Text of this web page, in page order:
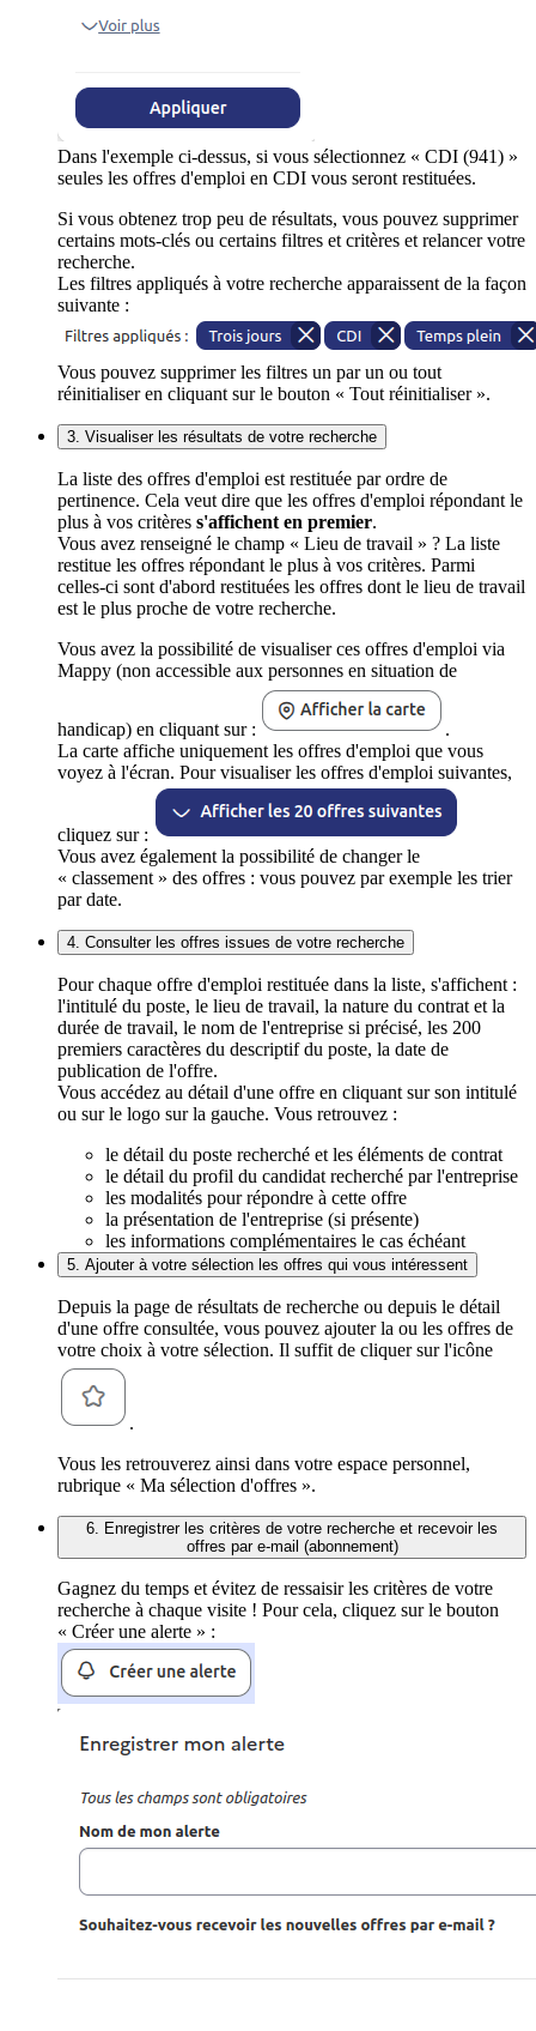
Dans l'exemple ci-dessus, si vous sélectionnez « CDI (941) »
seules les offres d'emploi en CDI vous seront restituées.
Si vous obtenez trop peu de résultats, vous pouvez supprimer
certains mots-clés ou certains filtres et critères et relancer votre
recherche.
Les filtres appliqués à votre recherche apparaissent de la façon
suivante :
Vous pouvez supprimer les filtres un par un ou tout
réinitialiser en cliquant sur le bouton « Tout réinitialiser ».
3. Visualiser les résultats de votre recherche
La liste des offres d'emploi est restituée par ordre de
pertinence. Cela veut dire que les offres d'emploi répondant le
plus à vos critères s'affichent en premier.
Vous avez renseigné le champ « Lieu de travail » ? La liste
restitue les offres répondant le plus à vos critères. Parmi
celles-ci sont d'abord restituées les offres dont le lieu de travail
est le plus proche de votre recherche.
Vous avez la possibilité de visualiser ces offres d'emploi via
Mappy (non accessible aux personnes en situation de
handicap) en cliquant sur :
.
La carte affiche uniquement les offres d'emploi que vous
voyez à l'écran. Pour visualiser les offres d'emploi suivantes,
cliquez sur :
Vous avez également la possibilité de changer le
« classement » des offres : vous pouvez par exemple les trier
par date.
4. Consulter les offres issues de votre recherche
Pour chaque offre d'emploi restituée dans la liste, s'affichent :
l'intitulé du poste, le lieu de travail, la nature du contrat et la
durée de travail, le nom de l'entreprise si précisé, les 200
premiers caractères du descriptif du poste, la date de
publication de l'offre.
Vous accédez au détail d'une offre en cliquant sur son intitulé
ou sur le logo sur la gauche. Vous retrouvez :
le détail du poste recherché et les éléments de contrat
le détail du profil du candidat recherché par l'entreprise
les modalités pour répondre à cette offre
la présentation de l'entreprise (si présente)
les informations complémentaires le cas échéant
5. Ajouter à votre sélection les offres qui vous intéressent
Depuis la page de résultats de recherche ou depuis le détail
d'une offre consultée, vous pouvez ajouter la ou les offres de
votre choix à votre sélection. Il suffit de cliquer sur l'icône
.
Vous les retrouverez ainsi dans votre espace personnel,
rubrique « Ma sélection d'offres ».
6. Enregistrer les critères de votre recherche et recevoir les
offres par e-mail (abonnement)
Gagnez du temps et évitez de ressaisir les critères de votre
recherche à chaque visite ! Pour cela, cliquez sur le bouton
« Créer une alerte » :